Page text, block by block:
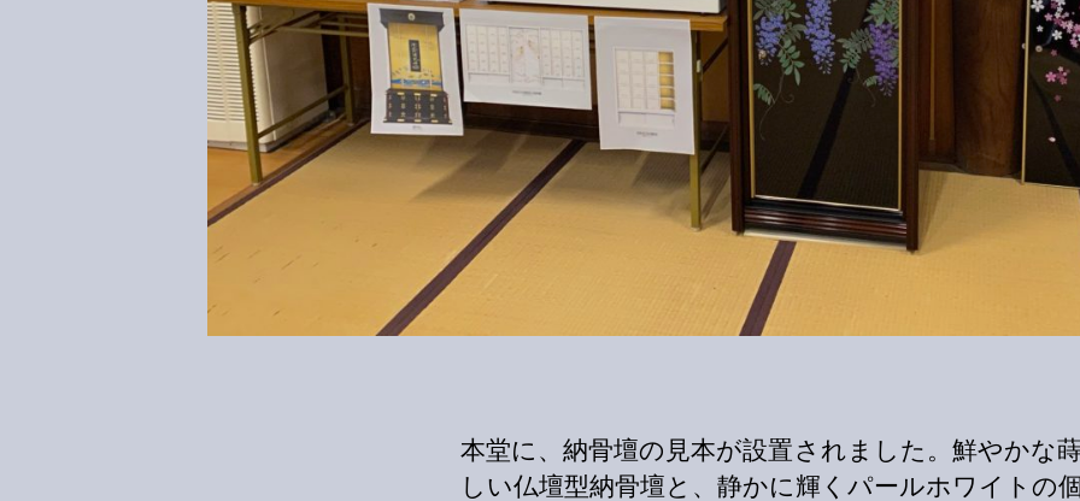
本堂に、納骨壇の見本が設置されました。鮮やかな
しい仏壇型納骨壇と、静かに輝くパールホワイトの